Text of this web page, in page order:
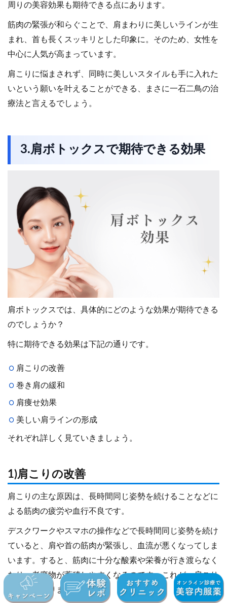
周りの美容効果も期待できる点にあります。
筋肉の緊張が和らぐことで、肩まわりに美しいラインが生
まれ、首も長くスッキリとした印象に。そのため、女性を
中心に人気が高まっています。
肩こりに悩まされず、同時に美しいスタイルも手に入れた
いという願いを叶えることができる、まさに一石二鳥の治
療法と言えるでしょう。
3.肩ボトックスで期待できる効果
肩ボトックスでは、具体的にどのような効果が期待できる
のでしょうか？
特に期待できる効果は下記の通りです。
肩こりの改善
巻き肩の緩和
肩痩せ効果
美しい肩ラインの形成
それぞれ詳しく見ていきましょう。
1)肩こりの改善
肩こりの主な原因は、長時間同じ姿勢を続けることなどに
よる筋肉の疲労や血行不良です。
デスクワークやスマホの操作などで長時間同じ姿勢を続け
ていると、肩や首の筋肉が緊張し、血流が悪くなってしま
います。すると、筋肉に十分な酸素や栄養が行き渡らなく
なり、老廃物が蓄積しやすくなるのです。これが、肩こり
の原因となります。